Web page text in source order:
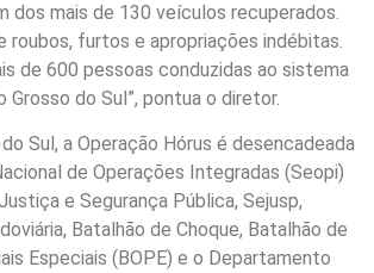
dos mais de 130 veículos recuperados.
roubos, furtos e apropriações indébitas.
de 600 pessoas conduzidas ao sistema
Grosso do Sul”, pontua o diretor.
Sul, a Operação Hórus é desencadeada
de Operações Integradas (Seopi)
e Segurança Pública, Sejusp,
Batalhão de Choque, Batalhão de
Especiais (BOPE) e o Departamento